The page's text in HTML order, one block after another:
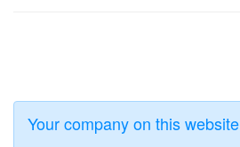
Your company on this website